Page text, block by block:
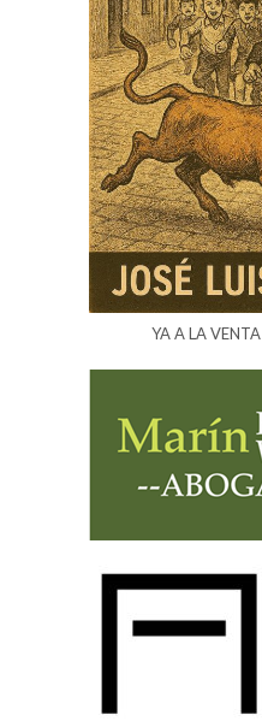
YA A LA VENTA